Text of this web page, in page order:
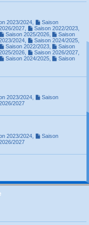
2023/2024,
Saison
2027, Saison 2022/2023,
Saison 2025/2026,
Saison
2024, Saison 2024/2025,
Saison 2022/2023,
Saison
2026, Saison 2026/2027,
Saison 2024/2025,
Saison
2023/2024,
Saison
2027
2023/2024,
Saison
2027